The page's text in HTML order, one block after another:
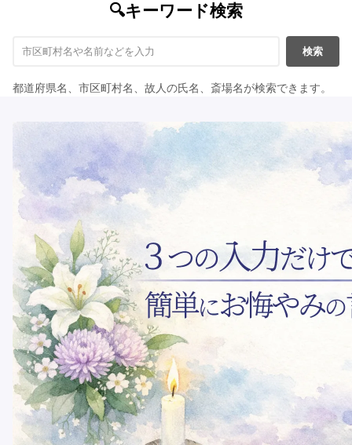
🔍キーワード検索
検索
都道府県名、市区町村名、故人の氏名、斎場名が検索できます。